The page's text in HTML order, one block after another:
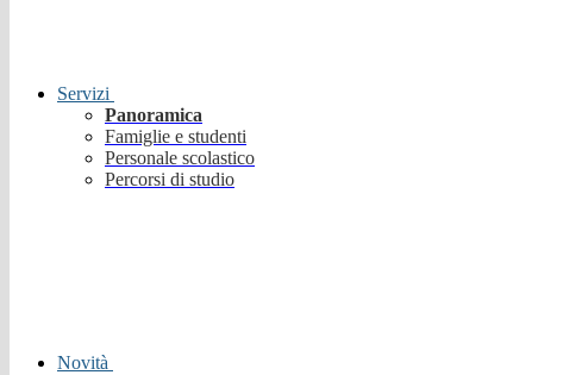
Servizi
Panoramica
Famiglie e studenti
Personale scolastico
Percorsi di studio
Novità